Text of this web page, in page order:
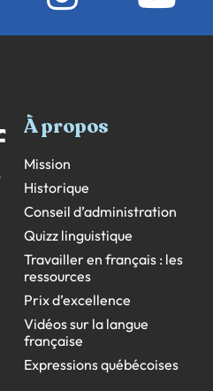
À propos
Mission
Historique
Conseil d’administration
Quizz linguistique
Travailler en français : les
ressources
Prix d’excellence
Vidéos sur la langue
française
Expressions québécoises